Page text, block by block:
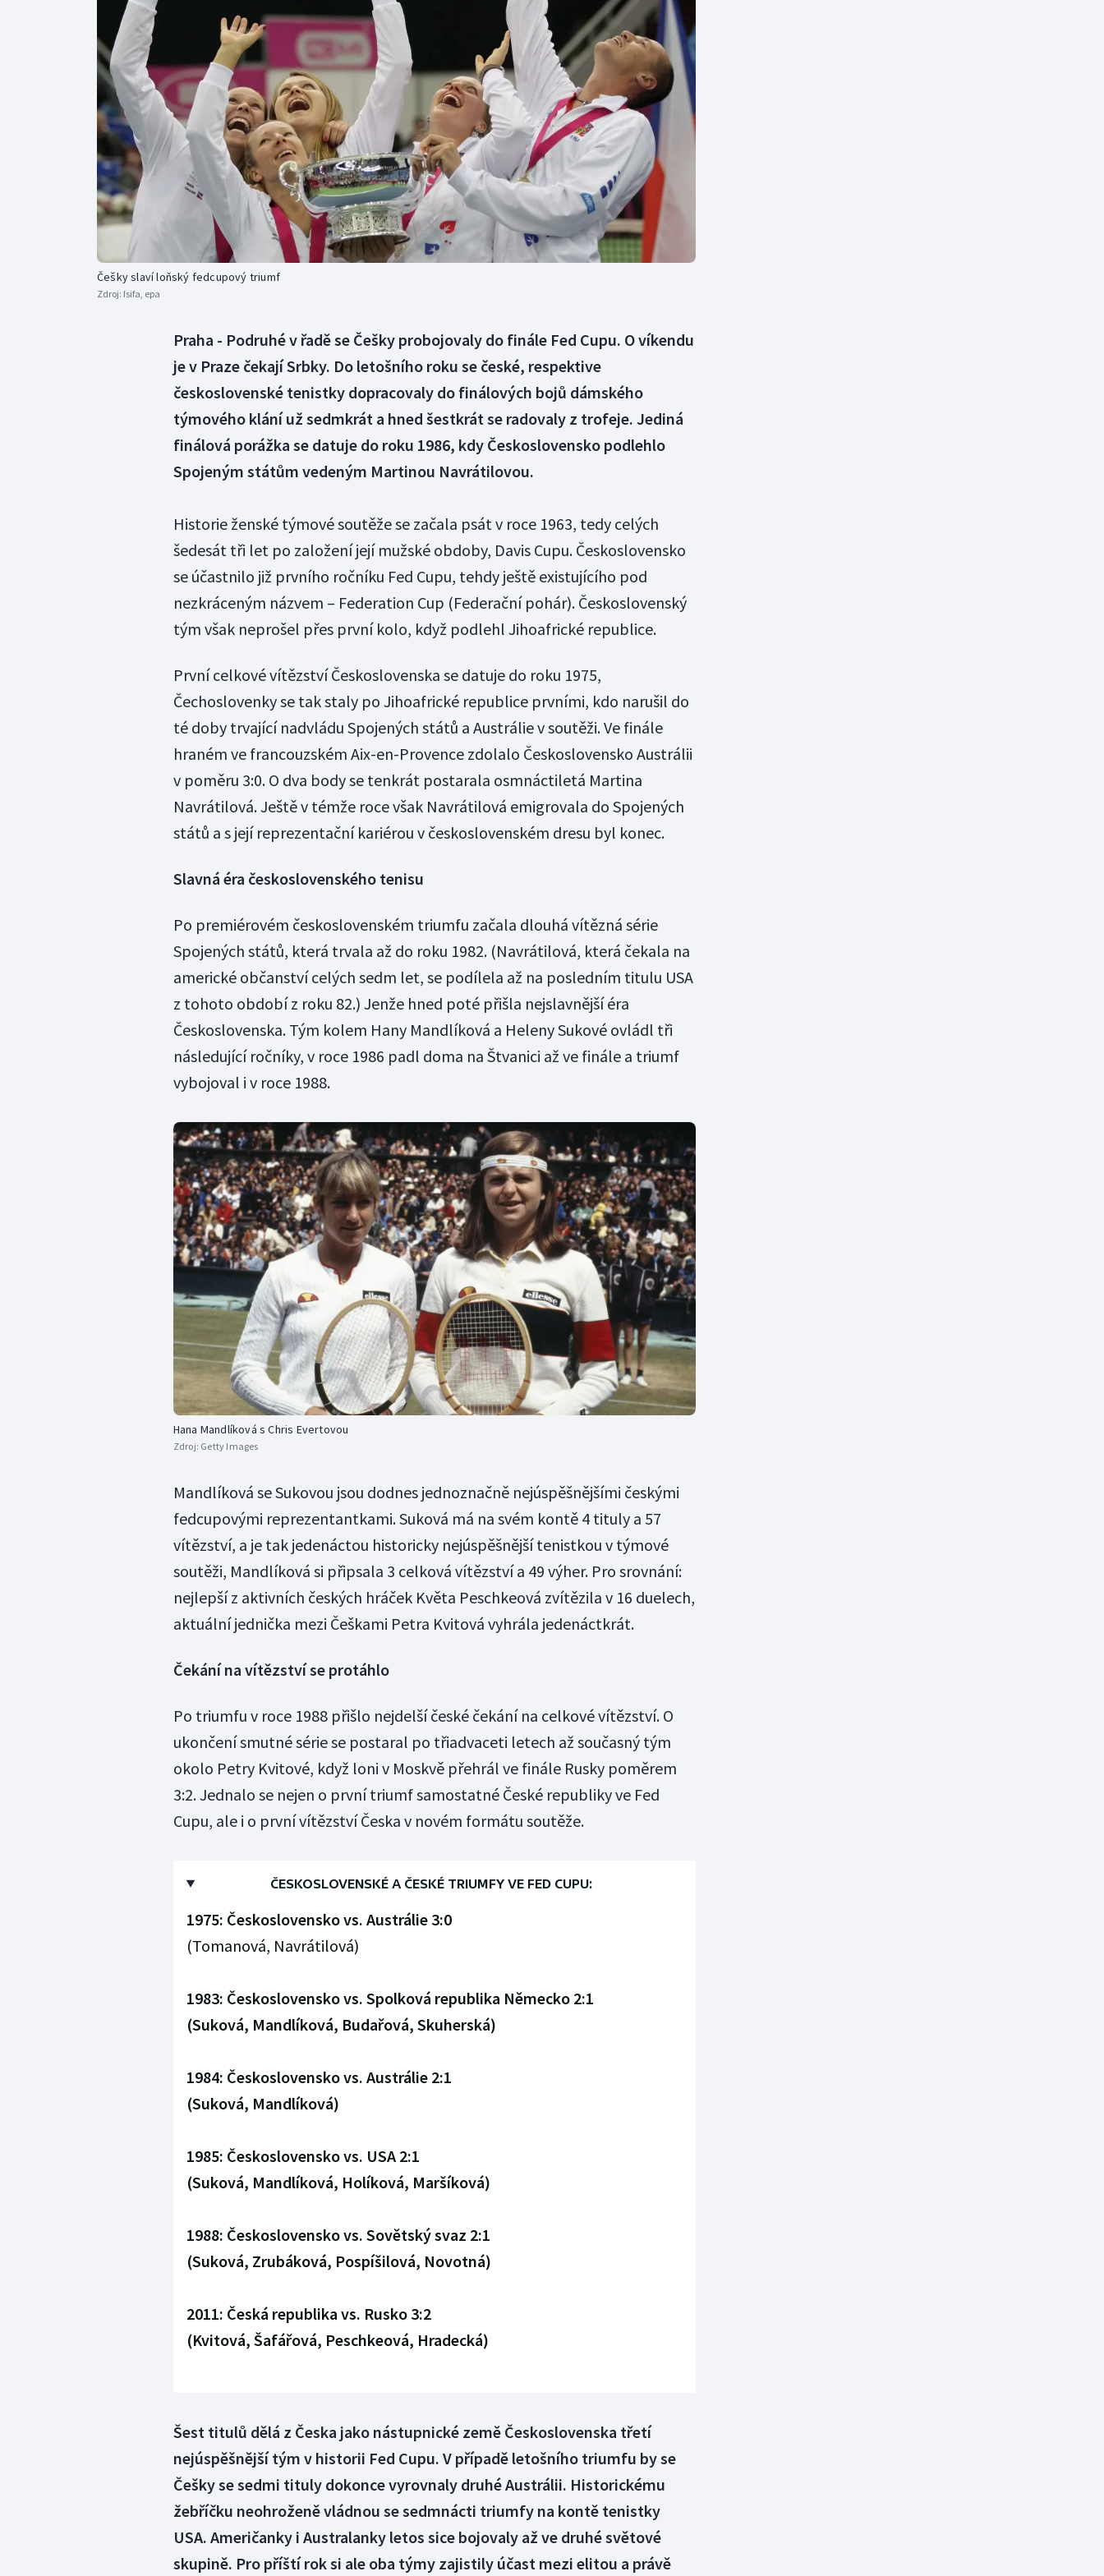
Dostihy
Florbal
Futsal
Golf
Gymnastika
Moderní pětiboj
Motorsport
Olympijské hry
Parasport
Plavání
Plážový volejbal
Triatlon
Veslování
Vodní slalom
Volejbal
Ostatní
Češky slaví loňský fedcupový triumf
Zdroj: Isifa, epa
Praha - Podruhé v řadě se Češky probojovaly do finále Fed Cupu. O víkendu
je v Praze čekají Srbky. Do letošního roku se české, respektive
československé tenistky dopracovaly do finálových bojů dámského
týmového klání už sedmkrát a hned šestkrát se radovaly z trofeje. Jediná
finálová porážka se datuje do roku 1986, kdy Československo podlehlo
Spojeným státům vedeným Martinou Navrátilovou.
Historie ženské týmové soutěže se začala psát v roce 1963, tedy celých
šedesát tři let po založení její mužské obdoby, Davis Cupu. Československo
se účastnilo již prvního ročníku Fed Cupu, tehdy ještě existujícího pod
nezkráceným názvem – Federation Cup (Federační pohár). Československý
tým však neprošel přes první kolo, když podlehl Jihoafrické republice.
První celkové vítězství Československa se datuje do roku 1975,
Čechoslovenky se tak staly po Jihoafrické republice prvními, kdo narušil do
té doby trvající nadvládu Spojených států a Austrálie v soutěži. Ve finále
hraném ve francouzském Aix-en-Provence zdolalo Československo Austrálii
v poměru 3:0. O dva body se tenkrát postarala osmnáctiletá Martina
Navrátilová. Ještě v témže roce však Navrátilová emigrovala do Spojených
států a s její reprezentační kariérou v československém dresu byl konec.
Slavná éra československého tenisu
Po premiérovém československém triumfu začala dlouhá vítězná série
Spojených států, která trvala až do roku 1982. (Navrátilová, která čekala na
americké občanství celých sedm let, se podílela až na posledním titulu USA
z tohoto období z roku 82.) Jenže hned poté přišla nejslavnější éra
Československa. Tým kolem Hany Mandlíková a Heleny Sukové ovládl tři
následující ročníky, v roce 1986 padl doma na Štvanici až ve finále a triumf
vybojoval i v roce 1988.
Hana Mandlíková s Chris Evertovou
Zdroj: Getty Images
Mandlíková se Sukovou jsou dodnes jednoznačně nejúspěšnějšími českými
fedcupovými reprezentantkami. Suková má na svém kontě 4 tituly a 57
vítězství, a je tak jedenáctou historicky nejúspěšnější tenistkou v týmové
soutěži, Mandlíková si připsala 3 celková vítězství a 49 výher. Pro srovnání:
nejlepší z aktivních českých hráček Květa Peschkeová zvítězila v 16 duelech,
aktuální jednička mezi Češkami Petra Kvitová vyhrála jedenáctkrát.
Čekání na vítězství se protáhlo
Po triumfu v roce 1988 přišlo nejdelší české čekání na celkové vítězství. O
ukončení smutné série se postaral po třiadvaceti letech až současný tým
okolo Petry Kvitové, když loni v Moskvě přehrál ve finále Rusky poměrem
3:2. Jednalo se nejen o první triumf samostatné České republiky ve Fed
Cupu, ale i o první vítězství Česka v novém formátu soutěže.
ČESKOSLOVENSKÉ A ČESKÉ TRIUMFY VE FED CUPU:
1975: Československo vs. Austrálie 3:0
(Tomanová, Navrátilová)
1983: Československo vs. Spolková republika Německo 2:1
(Suková, Mandlíková, Budařová, Skuherská)
1984: Československo vs. Austrálie 2:1
(Suková, Mandlíková)
1985: Československo vs. USA 2:1
(Suková, Mandlíková, Holíková, Maršíková)
1988: Československo vs. Sovětský svaz 2:1
(Suková, Zrubáková, Pospíšilová, Novotná)
2011: Česká republika vs. Rusko 3:2
(Kvitová, Šafářová, Peschkeová, Hradecká)
Šest titulů dělá z Česka jako nástupnické země Československa třetí
nejúspěšnější tým v historii Fed Cupu. V případě letošního triumfu by se
Češky se sedmi tituly dokonce vyrovnaly druhé Austrálii. Historickému
žebříčku neohroženě vládnou se sedmnácti triumfy na kontě tenistky
USA. Američanky i Australanky letos sice bojovaly až ve druhé světové
skupině. Pro příští rok si ale oba týmy zajistily účast mezi elitou a právě